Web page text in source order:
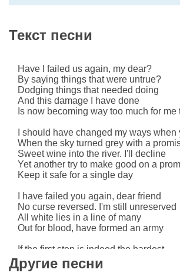
Текст песни
Have I failed us again, my dear?
By saying things that were untrue?
Dodging things that needed doing
And this damage I have done
Is now becoming way too much for me
I should have changed my ways
When the sky turned grey with a
Sweet wine into the river. I'll decline
Yet another try to make good on a
Keep it safe for a single day
I have failed you again, dear friend
No curse reversed. I'm still unreserved
All white lies in a line of many
Out for blood, have formed an army
If the first step is indeed the hardest
(It's a leap of faith)
There is a chance I may actually rise
Другие песни